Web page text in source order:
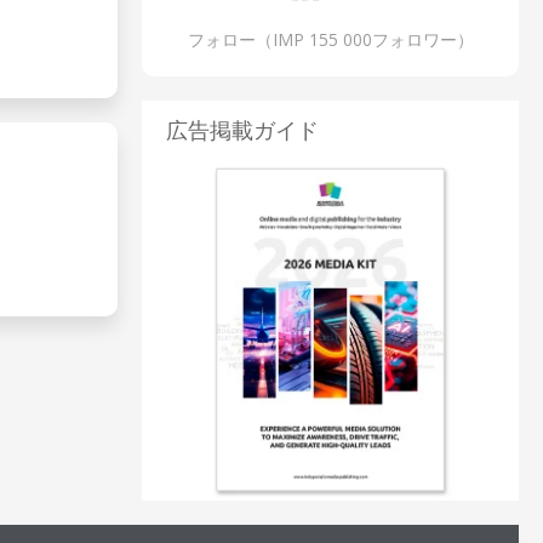
フォロー（IMP 155 000フォロワー）
広告掲載ガイド